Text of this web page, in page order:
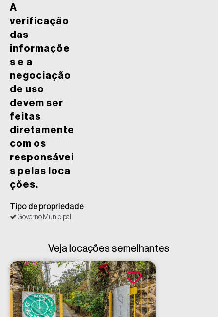
A
verificação
das
informaçõe
s e a
negociação
de uso
devem ser
feitas
diretamente
com os
responsávei
s pelas loca
ções.
Tipo de propriedade
Governo Municipal
Veja locações semelhantes